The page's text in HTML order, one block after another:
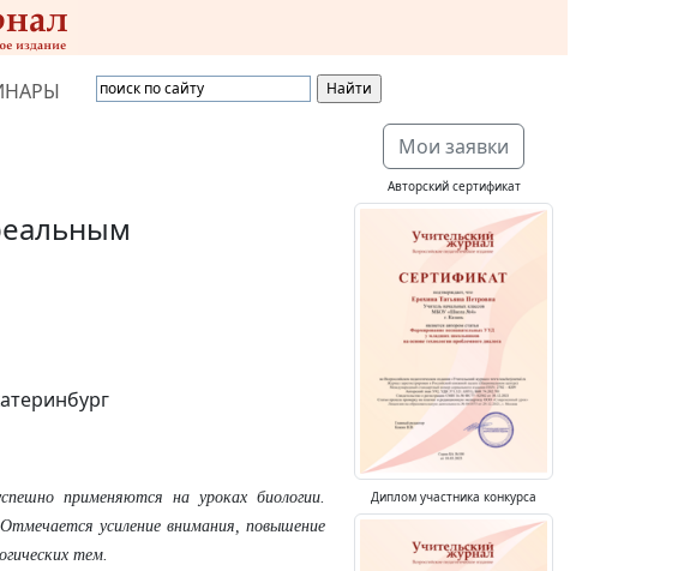
применяются на уроках биологии.
усиление внимания, повышение
тем.
Мои заявки
Авторский сертификат
Диплом участника конкурса